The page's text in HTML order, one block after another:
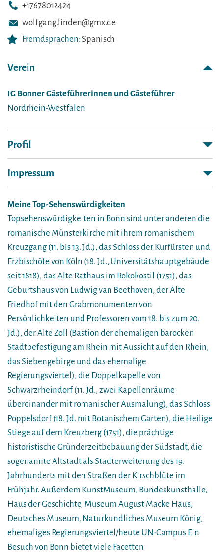
+17678012424
wolfgang.linden@gmx.de
Fremdsprachen: Spanisch
Verein
IG Bonner Gästeführerinnen und Gästeführer
Nordrhein-Westfalen
Profil
Impressum
Meine Top-Sehenswürdigkeiten
Topsehenswürdigkeiten in Bonn sind unter anderen die
romanische Münsterkirche mit ihrem romanischem
Kreuzgang (11. bis 13. Jd.), das Schloss der Kurfürsten und
Erzbischöfe von Köln (18. Jd., Universitätshauptgebäude
seit 1818), das Alte Rathaus im Rokokostil (1751), das
Geburtshaus von Ludwig van Beethoven, der Alte
Friedhof mit den Grabmonumenten von
Persönlichkeiten und Professoren vom 18. bis zum 20.
Jd.), der Alte Zoll (Bastion der ehemaligen barocken
Stadtbefestigung am Rhein mit Aussicht auf den Rhein,
das Siebengebirge und das ehemalige
Regierungsviertel), die Doppelkapelle von
Schwarzrheindorf (11. Jd., zwei Kapellenräume
übereinander mit romanischer Ausmalung), das Schloss
Poppelsdorf (18. Jd. mit Botanischem Garten), die Heilige
Stiege auf dem Kreuzberg (1751), die prächtige
historistische Gründerzeitbebauung der Südstadt, die
sogenannte Altstadt als Stadterweiterung des 19.
Jahrhunderts mit den Straßen der Kirschblüte im
Frühjahr. Außerdem KunstMuseum, Bundeskunsthalle,
Haus der Geschichte, Museum August Macke Haus,
Deutsches Museum, Naturkundliches Museum König,
ehemaliges Regierungsviertel/heute UN-Campus Ein
Besuch von Bonn bietet viele Facetten